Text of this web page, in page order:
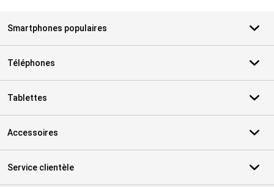
Smartphones populaires
Téléphones
Tablettes
Accessoires
Service clientèle